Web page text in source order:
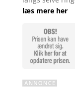
læs mere her